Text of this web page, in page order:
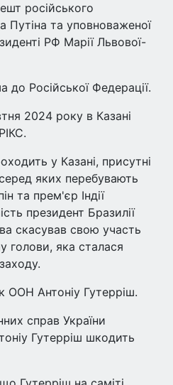
російського
та уповноваженої
РФ Марії Львової-
до Російської Федерації.
2024 року в Казані
у Казані, присутні
яких перебувають
та прем'єр Індії
президент Бразилії
скасував свою участь
голови, яка сталася
ООН Антоніу Гутерріш.
справ України
Гутерріш шкодить